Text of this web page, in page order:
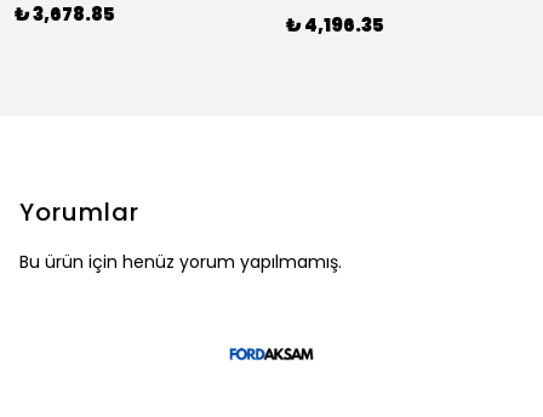
₺ 3,678.85 ₺ 4,196.35
Yorumlar
Bu ürün için henüz yorum yapılmamış.